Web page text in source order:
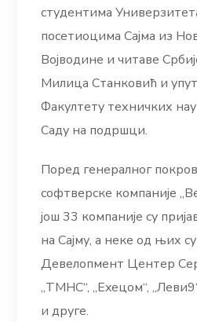
студентима
посетиоцима Сајма из
Војводине и читаве
Милица Станковић и
Факултету техничких
Саду на подршци.
Поред генералног
софтверске компаније
још 33 компаније су
на Сајму, а неке од њих
Девелопмент Центер
„ТМНС“, „Еxецом“,
и друге.